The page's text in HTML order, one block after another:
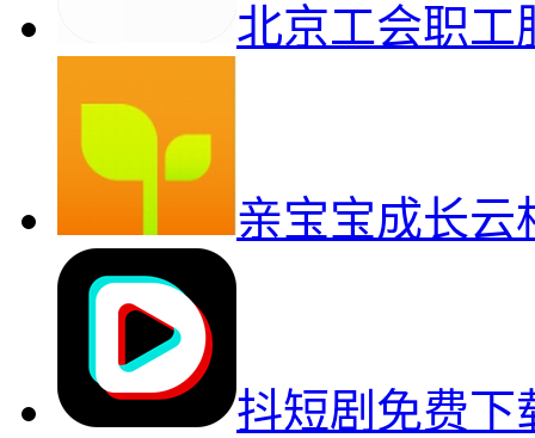
北京工会职工
亲宝宝成长云
抖短剧免费下